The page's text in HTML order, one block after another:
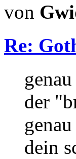
von
Re:
der
dein